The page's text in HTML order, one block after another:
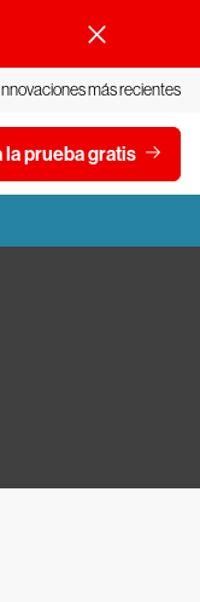
Innovaciones más recientes
la prueba gratis